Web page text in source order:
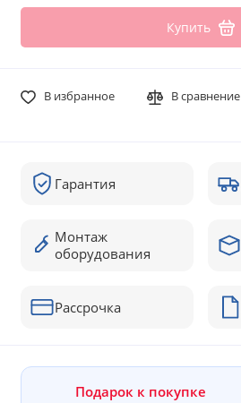
Купить
В избранное В сравнение
Гарантия
Монтаж
оборудования
Рассрочка
Подарок к покупке